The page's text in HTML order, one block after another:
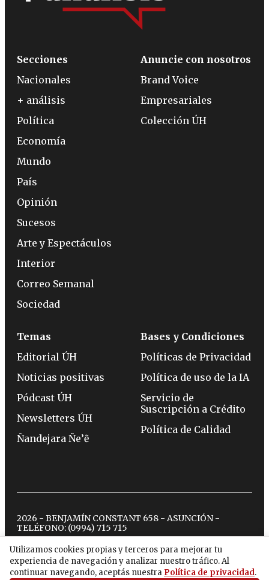
Utilizamos cookies propias y terceros para mejorar tu
experiencia de navegación y analizar nuestro tráfico. Al
continuar navegando, aceptás nuestra Política de privacidad.
Secciones
Nacionales
+ análisis
Política
Economía
Mundo
País
Opinión
Sucesos
Arte y Espectáculos
Interior
Correo Semanal
Sociedad
Anuncie con nosotros
Brand Voice
Empresariales
Colección ÚH
Temas
Editorial ÚH
Noticias positivas
Pódcast ÚH
Newsletters ÚH
Ñandejara Ñe’ẽ
Bases y Condiciones
Políticas de Privacidad
Política de uso de la IA
Servicio de
Suscripción a Crédito
Política de Calidad
2026 - BENJAMÍN CONSTANT 658 - ASUNCIÓN -
TELÉFONO: (0994) 715 715
twitterinstagram
facebook
tiktokyoutubespotify